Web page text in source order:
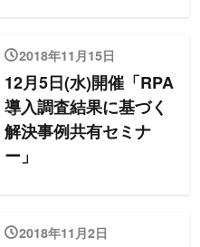
2018年11月15日
12月5日(水)開催「RPA
導入調査結果に基づく
解決事例共有セミナ
ー」
2018年11月2日